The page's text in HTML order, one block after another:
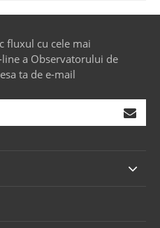
fluxul cu cele mai
a Observatorului de
ta de e-mail